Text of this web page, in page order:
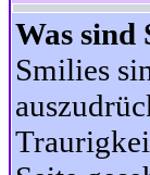
Was sind
Smilies